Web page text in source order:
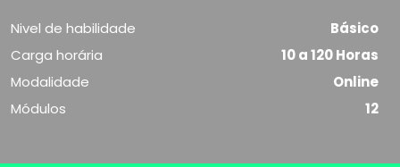
Nivel de habilidade
Básico
Carga horária
10 a 120 Horas
Modalidade
Online
Módulos
12